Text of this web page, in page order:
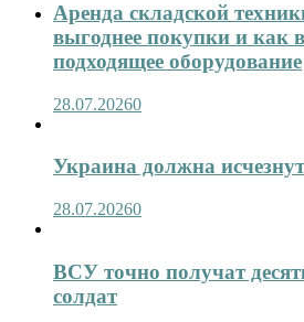
Аренда складской
выгоднее покупки и как
подходящее оборудование
28.07.20260
Украина должна
28.07.20260
ВСУ точно получат
солдат